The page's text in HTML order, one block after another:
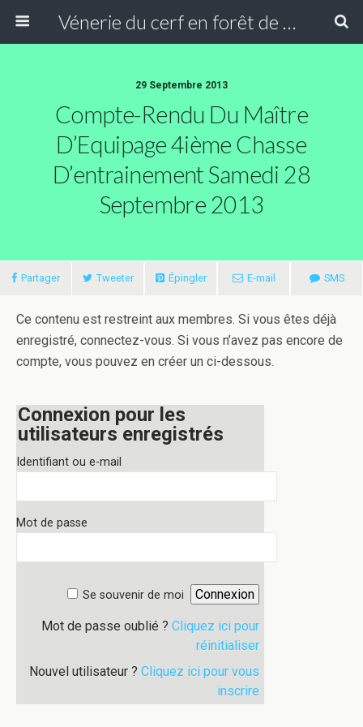
Vénerie du cerf en forêt de Compiègne
29 Septembre 2013
Compte-Rendu Du Maître
D’Equipage 4ième Chasse
D’entrainement Samedi 28
Septembre 2013
Partager Tweeter Épingler E-mail SMS
Ce contenu est restreint aux membres. Si vous êtes déjà
enregistré, connectez-vous. Si vous n’avez pas encore de
compte, vous pouvez en créer un ci-dessous.
Connexion pour les
utilisateurs enregistrés
Identifiant ou e-mail
Mot de passe
Se souvenir de moi
Mot de passe oublié ? Cliquez ici pour
réinitialiser
Nouvel utilisateur ? Cliquez ici pour vous
inscrire